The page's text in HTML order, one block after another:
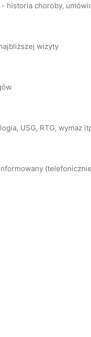
historia choroby,
wizyty
USG, RTG, wymaz